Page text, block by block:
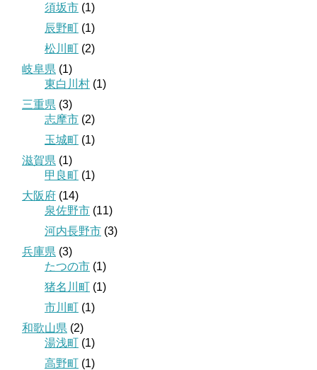
須坂市 (1)
辰野町 (1)
松川町 (2)
岐阜県 (1)
東白川村 (1)
三重県 (3)
志摩市 (2)
玉城町 (1)
滋賀県 (1)
甲良町 (1)
大阪府 (14)
泉佐野市 (11)
河内長野市 (3)
兵庫県 (3)
たつの市 (1)
猪名川町 (1)
市川町 (1)
和歌山県 (2)
湯浅町 (1)
高野町 (1)